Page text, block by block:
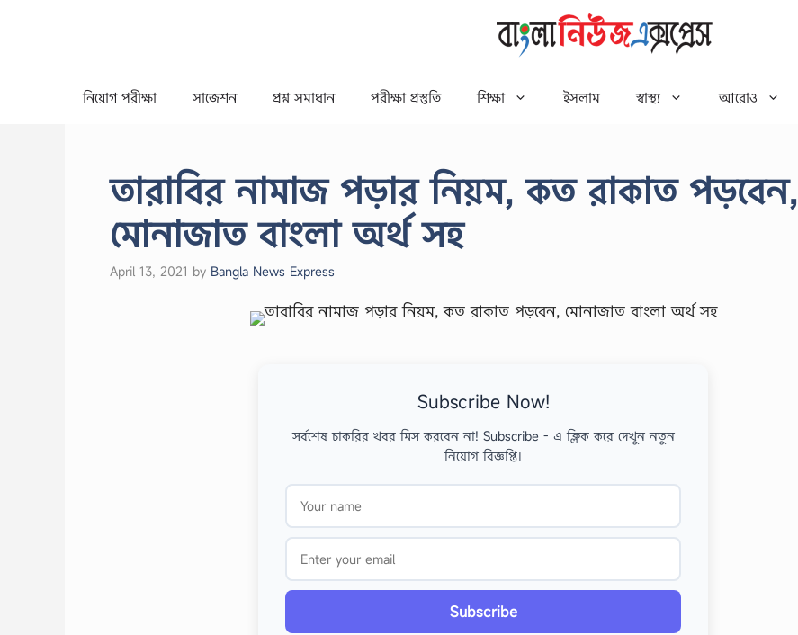
নিয়োগ পরীক্ষা সাজেশন প্রশ্ন সমাধান পরীক্ষা প্রস্তুতি শিক্ষা ইসলাম স্বাস্থ্য আরোও
তারাবির নামাজ পড়ার নিয়ম, কত রাকাত পড়বেন,
মোনাজাত বাংলা অর্থ সহ
April 13, 2021 by Bangla News Express
Subscribe Now!
সর্বশেষ চাকরির খবর মিস করবেন না! Subscribe - এ ক্লিক করে দেখুন নতুন
নিয়োগ বিজ্ঞপ্তি।
Subscribe